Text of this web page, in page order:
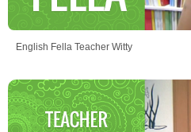
English Fella Teacher Witty